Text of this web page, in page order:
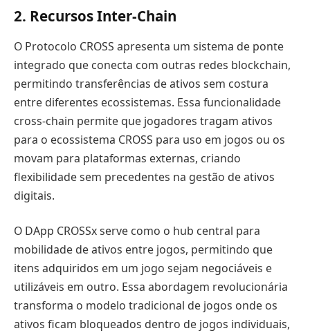
2. Recursos Inter-Chain
O Protocolo CROSS apresenta um sistema de ponte
integrado que conecta com outras redes blockchain,
permitindo transferências de ativos sem costura
entre diferentes ecossistemas. Essa funcionalidade
cross-chain permite que jogadores tragam ativos
para o ecossistema CROSS para uso em jogos ou os
movam para plataformas externas, criando
flexibilidade sem precedentes na gestão de ativos
digitais.
O DApp CROSSx serve como o hub central para
mobilidade de ativos entre jogos, permitindo que
itens adquiridos em um jogo sejam negociáveis e
utilizáveis em outro. Essa abordagem revolucionária
transforma o modelo tradicional de jogos onde os
ativos ficam bloqueados dentro de jogos individuais,